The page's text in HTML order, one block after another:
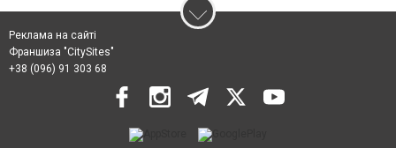
Реклама на сайті
Франшиза "CitySites"
+38 (096) 91 303 68